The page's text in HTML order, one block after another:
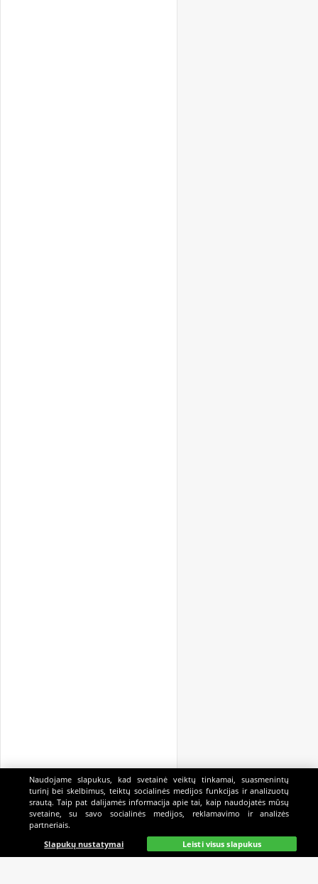
Pagrindinis Gyvai Paieška Mano Kazino
Naudojame slapukus, kad svetainė veiktų tinkamai, suasmenintų
turinį bei skelbimus, teiktų socialinės medijos funkcijas ir analizuotų
srautą. Taip pat dalijamės informacija apie tai, kaip naudojatės mūsų
svetaine, su savo socialinės medijos, reklamavimo ir analizės
partneriais.
Slapukų nustatymai
Leisti visus slapukus